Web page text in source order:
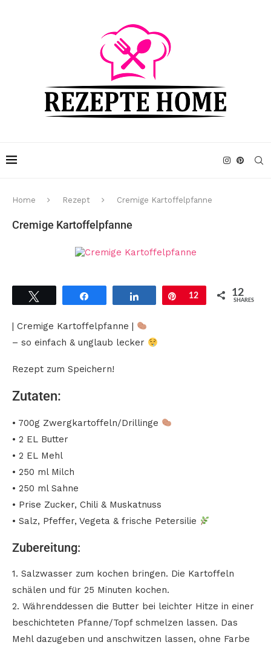
Home Rezept Cremige Kartoffelpfanne
Cremige Kartoffelpfanne
Pin
12 12
SHARES
| Cremige Kartoffelpfanne |
– so einfach & unglaub lecker
Rezept zum Speichern!
Zutaten:
• 700g Zwergkartoffeln/Drillinge
• 2 EL Butter
• 2 EL Mehl
• 250 ml Milch
• 250 ml Sahne
• Prise Zucker, Chili & Muskatnuss
• Salz, Pfeffer, Vegeta & frische Petersilie
Zubereitung:
1. Salzwasser zum kochen bringen. Die Kartoffeln
schälen und für 25 Minuten kochen.
2. Währenddessen die Butter bei leichter Hitze in einer
beschichteten Pfanne/Topf schmelzen lassen. Das
Mehl dazugeben und anschwitzen lassen, ohne Farbe